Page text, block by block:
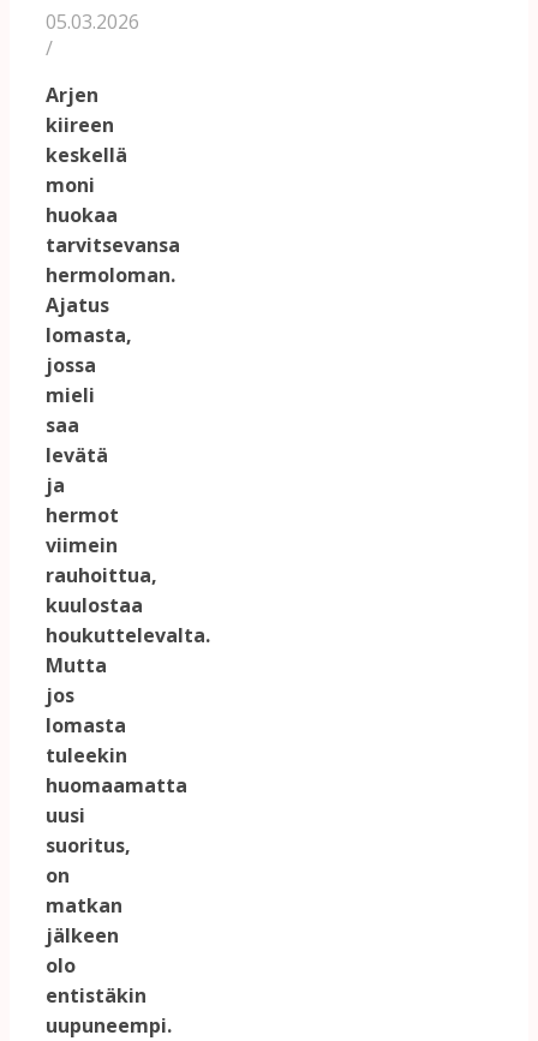
05.03.2026
/
Arjen
kiireen
keskellä
moni
huokaa
tarvitsevansa
hermoloman.
Ajatus
lomasta,
jossa
mieli
saa
levätä
ja
hermot
viimein
rauhoittua,
kuulostaa
houkuttelevalta.
Mutta
jos
lomasta
tuleekin
huomaamatta
uusi
suoritus,
on
matkan
jälkeen
olo
entistäkin
uupuneempi.